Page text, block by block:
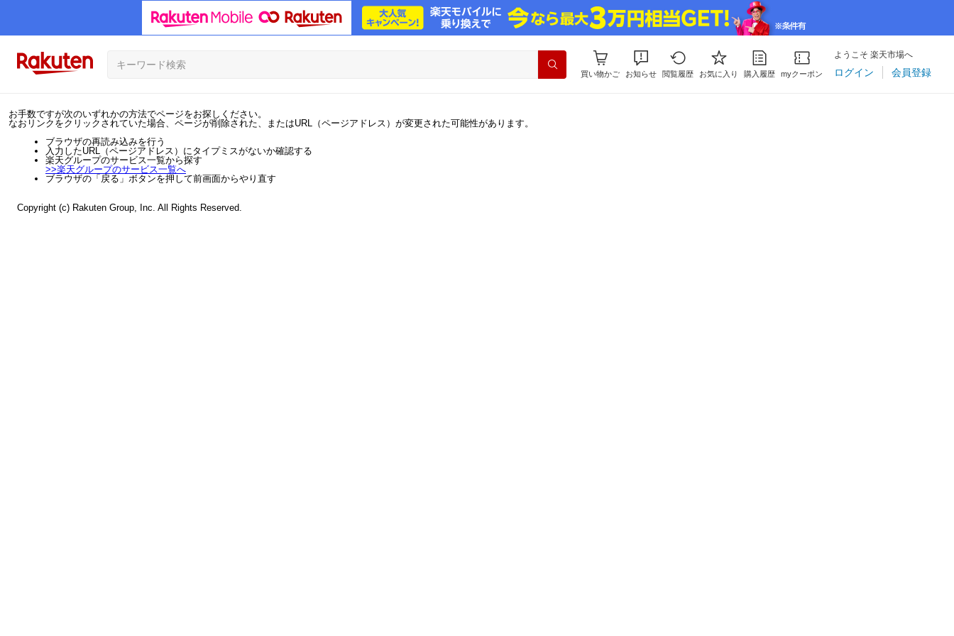
買い物かご お知らせ 閲覧履歴 お気に入り 購入履歴 myクーポン
ようこそ 楽天市場へ
ログイン 会員登録
お手数ですが次のいずれかの方法でページをお探しください。
なおリンクをクリックされていた場合、ページが削除された、またはURL（ページアドレス）が変更された可能性があります。
ブラウザの再読み込みを行う
入力したURL（ページアドレス）にタイプミスがないか確認する
楽天グループのサービス一覧から探す
>>楽天グループのサービス一覧へ
ブラウザの「戻る」ボタンを押して前画面からやり直す
Copyright (c) Rakuten Group, Inc. All Rights Reserved.